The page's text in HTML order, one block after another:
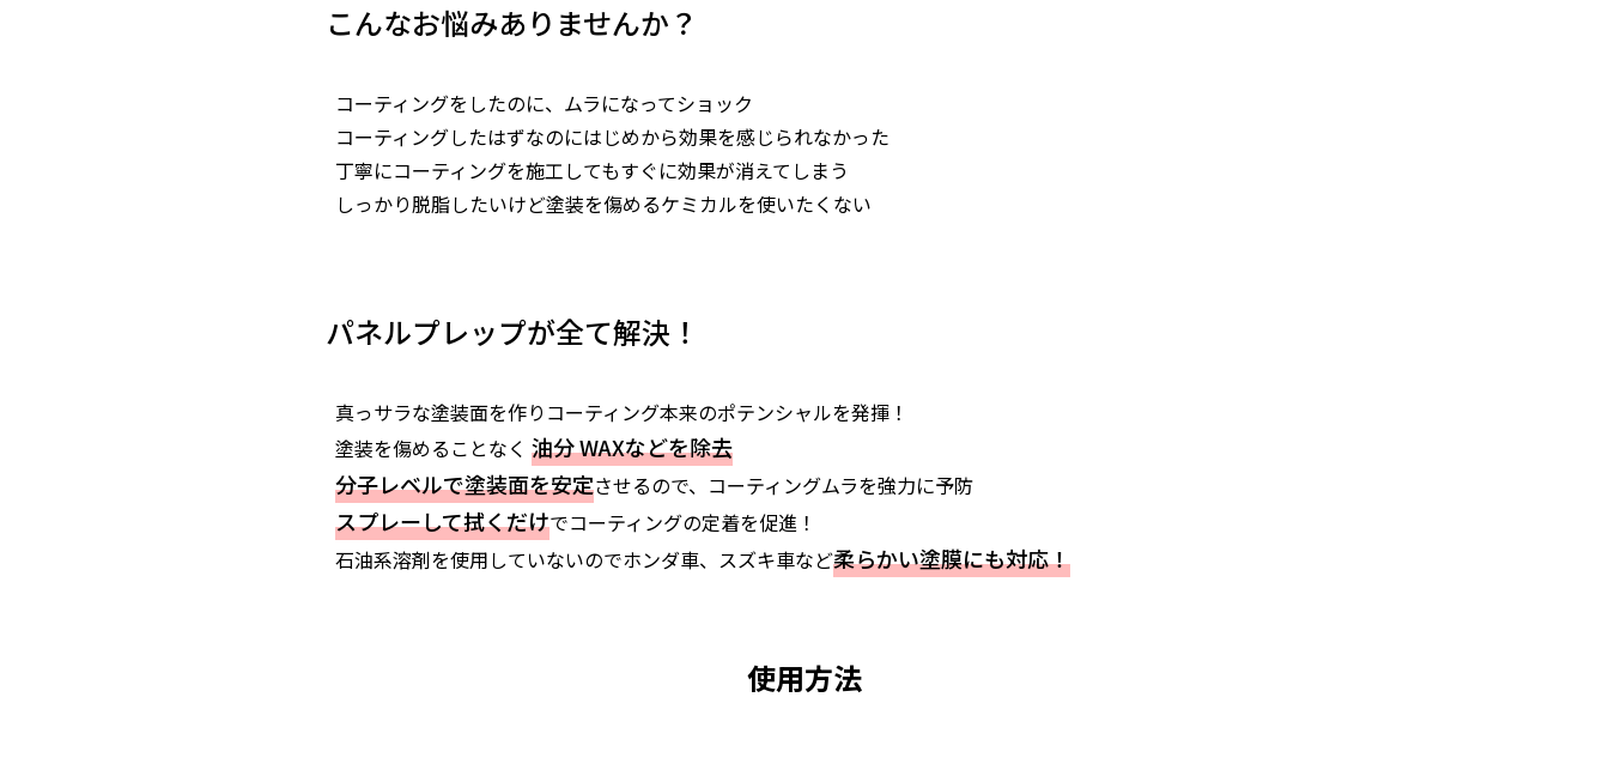
こんなお悩みありませんか？
コーティングをしたのに、ムラになってショック
コーティングしたはずなのにはじめから効果を感じられなかった
丁寧にコーティングを施工してもすぐに効果が消えてしまう
しっかり脱脂したいけど塗装を傷めるケミカルを使いたくない
パネルプレップが全て解決！
真っサラな塗装面を作りコーティング本来のポテンシャルを発揮！
塗装を傷めることなく 油分 WAXなどを除去
分子レベルで塗装面を安定させるので、コーティングムラを強力に予防
スプレーして拭くだけでコーティングの定着を促進！
石油系溶剤を使用していないのでホンダ車、スズキ車など柔らかい塗膜にも対応！
使用方法